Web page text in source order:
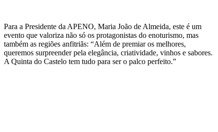
Para a Presidente da APENO, Maria João de Almeida, este é um
evento que valoriza não só os protagonistas do enoturismo, mas
também as regiões anfitriãs: “Além de premiar os melhores,
queremos surpreender pela elegância, criatividade, vinhos e sabores.
A Quinta do Castelo tem tudo para ser o palco perfeito.”